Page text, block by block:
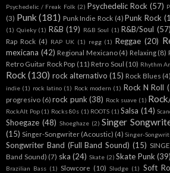
Psychedelic / Freak Folk (2) Psychedelic Rock (57)
(3) Punk (181) Punk Indie Rock (4) Punk Rock
(1) Quieky (1) R&B (19) R&B Soul (1) R&B/Soul (57)
Rap Rock (4) RAP UK (1) regg (1) Reggae (20)
mexicana (42) Regional Mexicano (4) Relaxing (8)
Retro Guitar Rock Pop (11) Retro Soul (10) Rhythm
Rock (130) rock alternativo (15) Rock Blues (4)
indie (1) rock latino (1) Rock modern (1) Rock N Roll
progresivo (6) rock punk (38) Rock suave (1)
RockAlt Pop (1) Rocks 80s (1) ROOTS (1) Salsa (14)
Shoegaze (48) Shoeghaze (2) Singer
(15) Singer-Songwriter (Acoustic) (4) Singer-
Songwriter Band (Full Band Sound) (15)
Band Sound) (7) ska (24) Skate (2) Skate Punk (39)
Brazilian Bass (1) Slowcore (10) Sludge (1) Soft